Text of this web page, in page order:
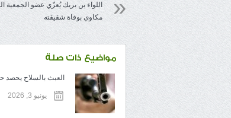
اللواء بن بريك يُعزّي عضو الجمعية
مكاوي بوفاة شقيقته
مواضيع ذات صلة
العبث بالسلاح
يونيو 3, 2026